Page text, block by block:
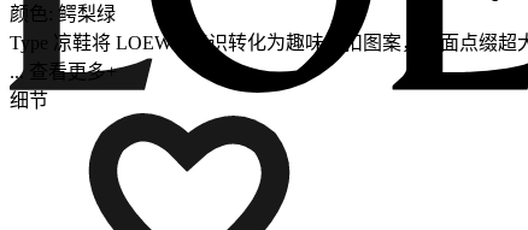
颜色: 鳄梨绿
Type 凉鞋将 LOEWE 标识转化为趣味搭扣图案，鞋面点缀
... 查看更多+
细节